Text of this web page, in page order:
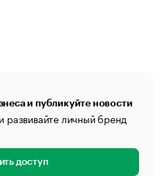
и публикуйте новости
развивайте личный бренд
доступ